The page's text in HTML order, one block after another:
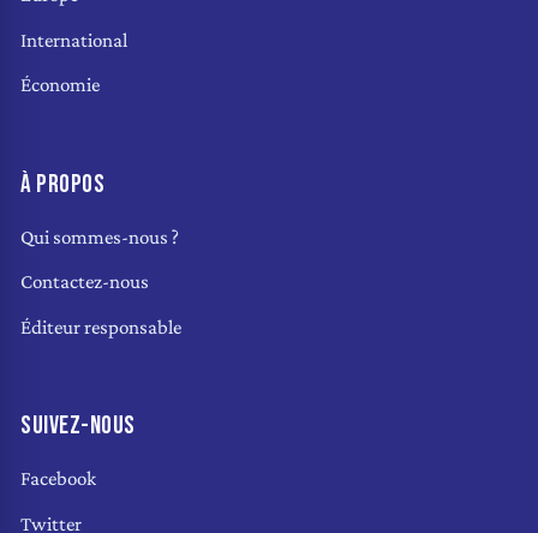
International
Économie
À PROPOS
Qui sommes-nous ?
Contactez-nous
Éditeur responsable
SUIVEZ-NOUS
Facebook
Twitter